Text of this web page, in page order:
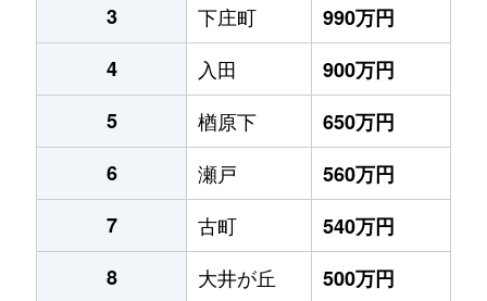
3
下庄町
990万円
4
入田
900万円
5
楢原下
650万円
6
瀬戸
560万円
7
古町
540万円
8
大井が丘
500万円